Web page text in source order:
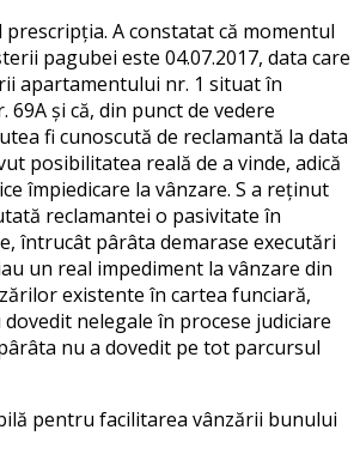
A constatat că momentul
pagubei este 04.07.2017, data care
apartamentului nr. 1 situat în
69A şi că, din punct de vedere
fi cunoscută de reclamantă la data
posibilitatea reală de a vinde, adică
împiedicare la vânzare. S a reţinut
reclamantei o pasivitate în
întrucât pârâta demarase executări
un real impediment la vânzare din
existente în cartea funciară,
nelegale în procese judiciare
nu a dovedit pe tot parcursul
pentru facilitarea vânzării bunului